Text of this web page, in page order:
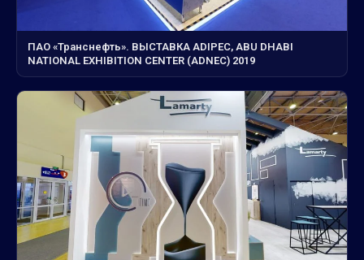
ПАО «Транснефть». ВЫСТАВКА ADIPEC, ABU DHABI
NATIONAL EXHIBITION CENTER (ADNEC) 2019